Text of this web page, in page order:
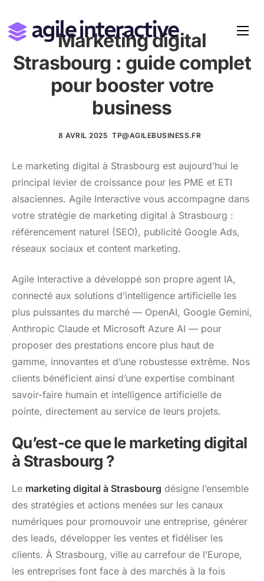
Marketing digital
Strasbourg : guide complet
pour booster votre
business
8 AVRIL 2025 TP@AGILEBUSINESS.FR
Le marketing digital à Strasbourg est aujourd’hui le
principal levier de croissance pour les PME et ETI
alsaciennes. Agile Interactive vous accompagne dans
votre stratégie de marketing digital à Strasbourg :
référencement naturel (SEO), publicité Google Ads,
réseaux sociaux et content marketing.
Agile Interactive a développé son propre agent IA,
connecté aux solutions d’intelligence artificielle les
plus puissantes du marché — OpenAI, Google Gemini,
Anthropic Claude et Microsoft Azure AI — pour
proposer des prestations encore plus haut de
gamme, innovantes et d’une robustesse extrême. Nos
clients bénéficient ainsi d’une expertise combinant
savoir-faire humain et intelligence artificielle de
pointe, directement au service de leurs projets.
Qu’est-ce que le marketing digital
à Strasbourg ?
Le marketing digital à Strasbourg désigne l’ensemble
des stratégies et actions menées sur les canaux
numériques pour promouvoir une entreprise, générer
des leads, développer les ventes et fidéliser les
clients. À Strasbourg, ville au carrefour de l’Europe,
les entreprises font face à des marchés à la fois